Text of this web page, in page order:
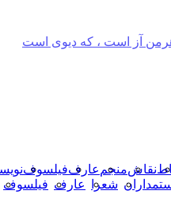
آز است ، که دیوی است
نقاشمنجم عارففیلسوف
شعرا عارف فیلسوف